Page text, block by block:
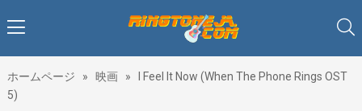
ホームページ » 映画 »
I Feel It Now (When The Phone Rings OST
5)